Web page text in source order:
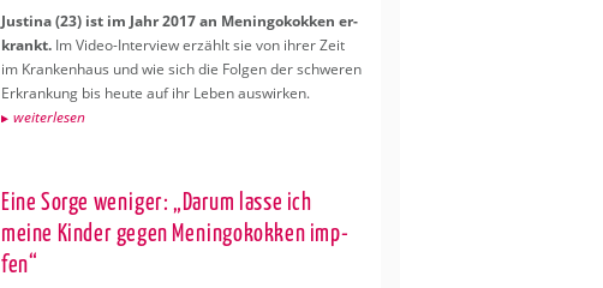
Jus­ti­na (23) ist im Jahr 2017 an Me­nin­go­kok­ken er­
krankt. Im Video-In­ter­view er­zählt sie von ihrer Zeit
im Kran­ken­haus und wie sich die Fol­gen der schwe­ren
Er­kran­kung bis heute auf ihr Leben aus­wir­ken.
wei­ter­le­sen
Eine Sorge we­ni­ger: „Darum lasse ich
meine Kin­der gegen Me­nin­go­kok­ken imp­
fen“